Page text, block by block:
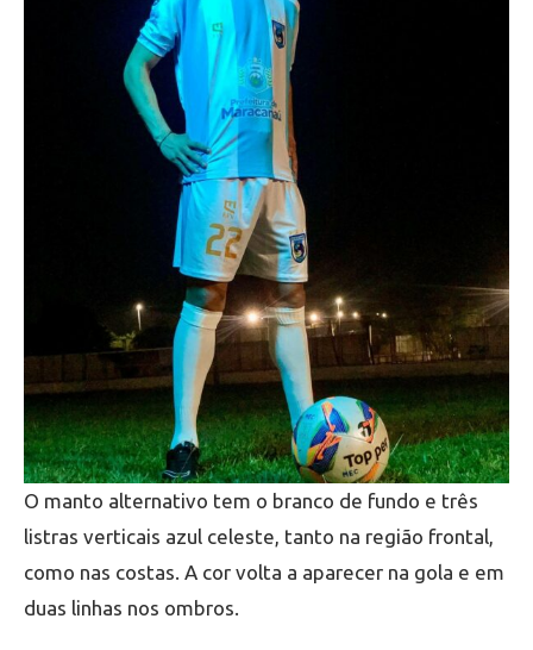
O manto alternativo tem o branco de fundo e três
listras verticais azul celeste, tanto na região frontal,
como nas costas. A cor volta a aparecer na gola e em
duas linhas nos ombros.